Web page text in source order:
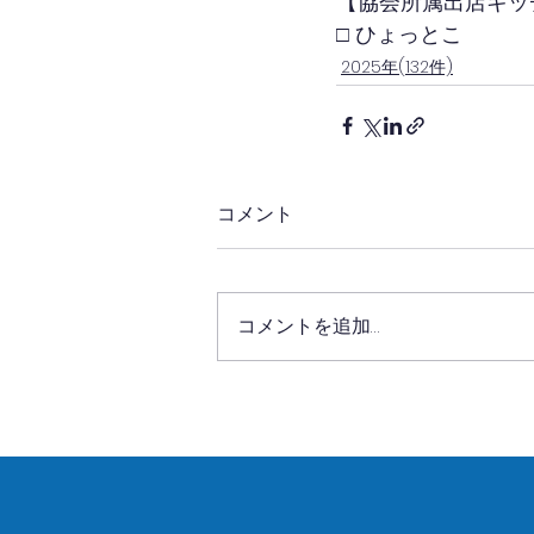
□ ひょっとこ
2025年(132件)
コメント
コメントを追加…